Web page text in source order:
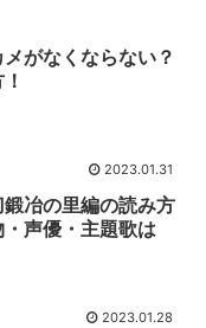
がなくならない？
2023.01.31
冶の里編の読み方
声優・主題歌は
2023.01.28